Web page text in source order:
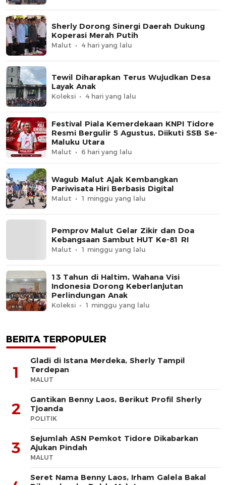
Sherly Dorong Sinergi Daerah Dukung
Koperasi Merah Putih
Malut 4 hari yang lalu
Tewil Diharapkan Terus Wujudkan Desa
Layak Anak
Koleksi 4 hari yang lalu
Festival Piala Kemerdekaan KNPI Tidore
Resmi Bergulir 5 Agustus, Diikuti SSB Se-
Maluku Utara
Malut 6 hari yang lalu
Wagub Malut Ajak Kembangkan
Pariwisata Hiri Berbasis Digital
Malut 1 minggu yang lalu
Pemprov Malut Gelar Zikir dan Doa
Kebangsaan Sambut HUT Ke-81 RI
Malut 1 minggu yang lalu
13 Tahun di Haltim, Wahana Visi
Indonesia Dorong Keberlanjutan
Perlindungan Anak
Koleksi 1 minggu yang lalu
BERITA TERPOPULER
1
Gladi di Istana Merdeka, Sherly Tampil
Terdepan
MALUT
2
Gantikan Benny Laos, Berikut Profil Sherly
Tjoanda
POLITIK
3
Sejumlah ASN Pemkot Tidore Dikabarkan
Ajukan Pindah
MALUT
Seret Nama Benny Laos, Irham Galela Bakal